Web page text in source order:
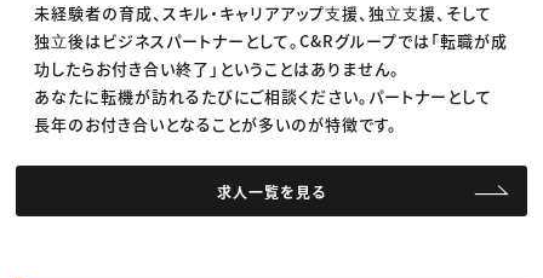
未経験者の育成、スキル・キャリアアップ⽀援、独⽴⽀援、そして
独⽴後はビジネスパートナーとして。C&Rグループでは「転職が成
功したらお付き合い終了」ということはありません。
あなたに転機が訪れるたびにご相談ください。パートナーとして
長年のお付き合いとなることが多いのが特徴です。
求人一覧を見る